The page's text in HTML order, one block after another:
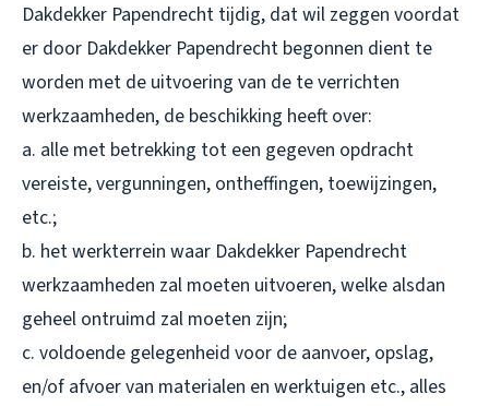
Dakdekker Papendrecht tijdig, dat wil zeggen voordat
er door Dakdekker Papendrecht begonnen dient te
worden met de uitvoering van de te verrichten
werkzaamheden, de beschikking heeft over:
a. alle met betrekking tot een gegeven opdracht
vereiste, vergunningen, ontheffingen, toewijzingen,
etc.;
b. het werkterrein waar Dakdekker Papendrecht
werkzaamheden zal moeten uitvoeren, welke alsdan
geheel ontruimd zal moeten zijn;
c. voldoende gelegenheid voor de aanvoer, opslag,
en/of afvoer van materialen en werktuigen etc., alles